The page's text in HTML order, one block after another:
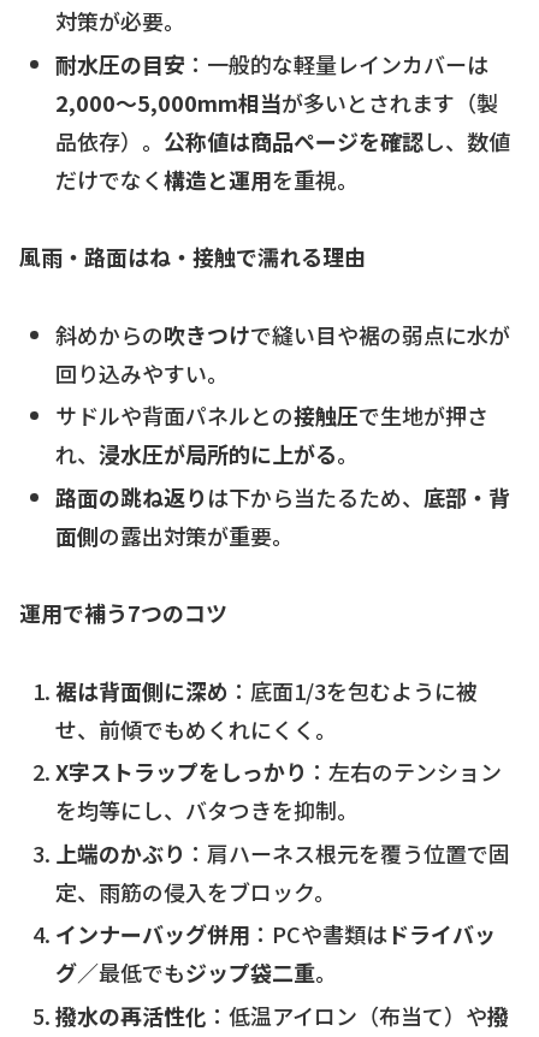
対策が必要。
耐水圧の目安 ：一般的な軽量レインカバーは
2,000〜5,000mm相当が多いとされます（製
品依存）。 公称値は商品ページを確認し、数値
だけでなく構造と運用を重視。
風雨・路面はね・接触で濡れる理由
斜めからの吹きつけで縫い目や裾の弱点に水が
回り込みやすい。
サドルや背面パネルとの接触圧で生地が押さ
れ、 浸水圧が局所的に上がる。
路面の跳ね返りは下から当たるため、 底部・背
面側の露出対策が重要。
運用で補う7つのコツ
裾は背面側に深め ：底面1/3を包むように被
せ、前傾でもめくれにくく。
X字ストラップをしっかり ：左右のテンション
を均等にし、バタつきを抑制。
上端のかぶり ：肩ハーネス根元を覆う位置で固
定、雨筋の侵入をブロック。
インナーバッグ併用 ：PCや書類はドライバッ
グ／最低でもジップ袋二重。
撥水の再活性化 ：低温アイロン（布当て）や撥